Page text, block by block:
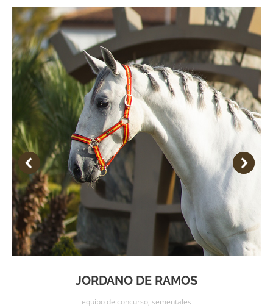
JORDANO DE RAMOS
equipo de concurso, sementales